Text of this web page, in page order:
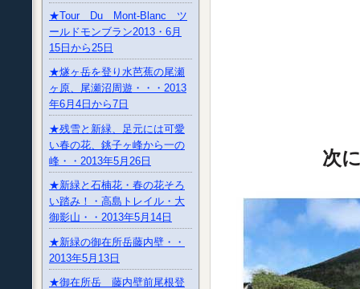
★Tour Du Mont-Blanc ツ
ールドモンブラン2013・6月
15日から25日
★燧ヶ岳を登り水芭蕉の尾瀬
ヶ原、尾瀬沼周遊・・・2013
年6月4日から7日
★残雪と新緑、足元には可愛
い春の花、銚子ヶ峰から一の
峰・・2013年5月26日
★新緑と石楠花・春の花そろ
い踏み！・高島トレイル・大
御影山・・2013年5月14日
★新緑の御在所岳藤内壁・・
2013年5月13日
★御在所岳 藤内壁前尾根登
次に